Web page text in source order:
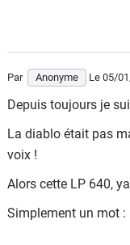
Par Anonyme Le 05/
Depuis toujours je
La diablo était pas
voix !
Alors cette LP 640,
Simplement un mot :